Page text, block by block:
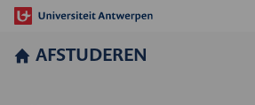
AFSTUDEREN